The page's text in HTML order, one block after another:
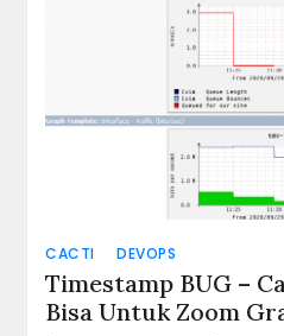
CACTI DEVOPS
Timestamp BUG –
Bisa Untuk Zoom